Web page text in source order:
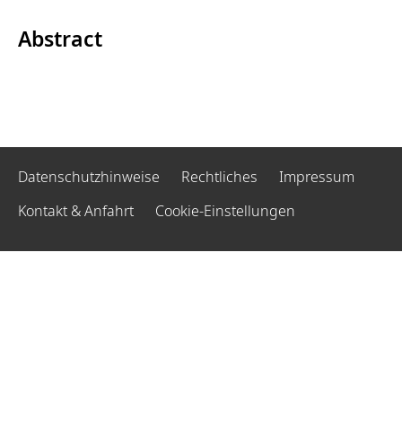
Abstract
Datenschutzhinweise Rechtliches
Impressum
Kontakt & Anfahrt
Cookie-Einstellungen